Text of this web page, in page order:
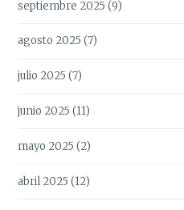
septiembre 2025 (9)
agosto 2025 (7)
julio 2025 (7)
junio 2025 (11)
mayo 2025 (2)
abril 2025 (12)